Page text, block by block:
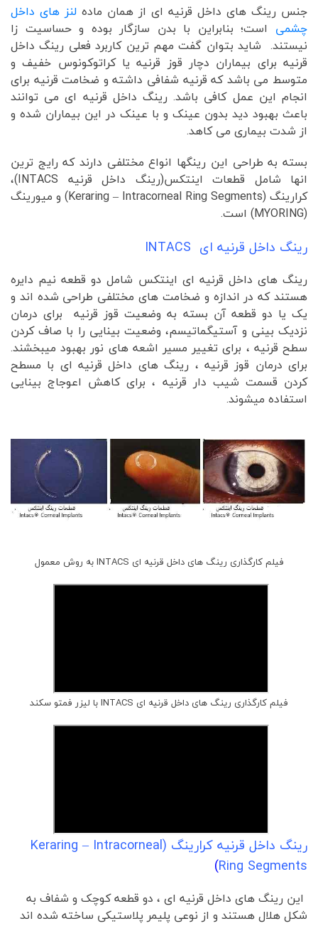
جنس رینگ های داخل قرنیه ای از همان ماده لنز های داخل
چشمی است؛ بنابراین با بدن سازگار بوده و حساسیت زا
نیستند. شاید بتوان گفت مهم ترین کاربرد فعلی رینگ داخل
قرنیه برای بیماران دچار قوز قرنیه یا کراتوکونوس خفیف و
متوسط می باشد که قرنیه شفافی داشته و ضخامت قرنیه برای
انجام این عمل کافی باشد. رینگ داخل قرنیه ای می توانند
باعث بهبود دید بدون عینک و با عینک در این بیماران شده و
از شدت بیماری می کاهد.
بسته به طراحی این رینگها انواع مختلفی دارند که رایج ترین
انها شامل قطعات اینتکس(رینگ داخل قرنیه INTACS)،
کرارینگ (Keraring – Intracorneal Ring Segments) و میورینگ
(MYORING) است.
رینگ داخل قرنیه ای INTACS
رینگ های داخل قرنیه ای اینتکس شامل دو قطعه نیم دایره
هستند که در اندازه و ضخامت های مختلفی طراحی شده اند و
یک یا دو قطعه آن بسته به وضعیت قوز قرنیه برای درمان
نزدیک بینی و آستیگماتیسم، وضعیت بینایی را با صاف کردن
سطح قرنیه ، برای تغییر مسیر اشعه های نور بهبود میبخشند.
برای درمان قوز قرنیه ، رینگ های داخل قرنیه ای با مسطح
کردن قسمت شیب دار قرنیه ، برای کاهش اعوجاج بینایی
استفاده میشوند.
فیلم کارگذاری رینگ های داخل قرنیه ای INTACS به روش معمول
فیلم کارگذاری رینگ های داخل قرنیه ای INTACS با لیزر فمتو سکند
رينگ داخل قرنيه كرارينگ (Keraring – Intracorneal
Ring Segments
)
این رینگ های داخل قرنیه ای ، دو قطعه کوچک و شفاف به
شکل هلال هستند و از نوعی پلیمر پلاستیکی ساخته شده اند